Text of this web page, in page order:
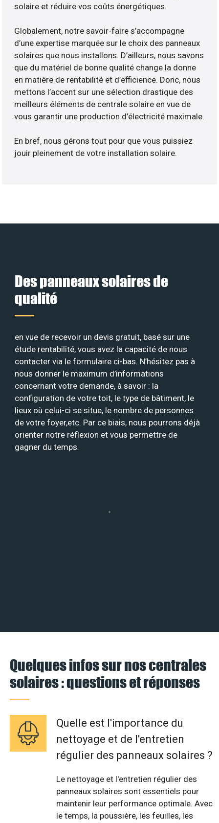
solaire et réduire vos coûts énergétiques.
Globalement, notre savoir-faire s’accompagne
d’une expertise marquée sur le choix des panneaux
solaires que nous installons. D’ailleurs, nous savons
que du matériel de bonne qualité change la donne
en matière de rentabilité et d’efficience. Donc, nous
mettons l’accent sur une sélection drastique des
meilleurs éléments de centrale solaire en vue de
vous garantir une production d’électricité maximale.
En bref, nous gérons tout pour que vous puissiez
jouir pleinement de votre installation solaire.
Des panneaux solaires de
qualité
en vue de recevoir un devis gratuit, basé sur une
étude rentabilité, vous avez la capacité de nous
contacter via le formulaire ci-bas. N’hésitez pas à
nous donner le maximum d’informations
concernant votre demande, à savoir : la
configuration de votre toit, le type de bâtiment, le
lieux où celui-ci se situe, le nombre de personnes
de votre foyer,etc. Par ce biais, nous pourrons déjà
orienter notre réflexion et vous permettre de
gagner du temps.
Quelques infos sur nos centrales
solaires : questions et réponses
Quelle est l'importance du
nettoyage et de l'entretien
régulier des panneaux solaires ?
Le nettoyage et l'entretien régulier des
panneaux solaires sont essentiels pour
maintenir leur performance optimale. Avec
le temps, la poussière, les feuilles, les